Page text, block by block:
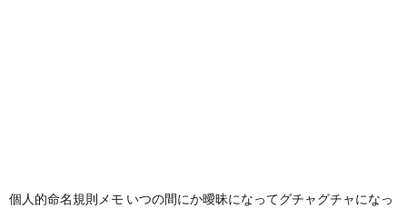
個人的命名規則メモ いつの間にか曖昧になってグチャグチャになっ